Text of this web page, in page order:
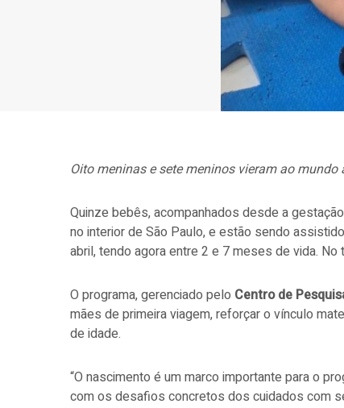
Oito meninas e sete meninos vieram ao
Quinze bebês, acompanhados desde a
no interior de São Paulo, e estão sendo
abril, tendo agora entre 2 e 7 meses de vida.
O programa, gerenciado pelo Centro de
mães de primeira viagem, reforçar o vínculo
de idade.
“O nascimento é um marco importante para o
com os desafios concretos dos cuidados com